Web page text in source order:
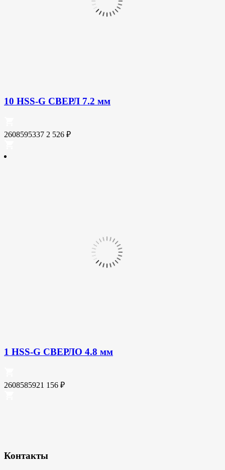
10 HSS-G СВЕРЛ 7.2 мм
2608595337 2 526 ₽
1 HSS-G СВЕРЛО 4.8 мм
2608585921 156 ₽
Контакты